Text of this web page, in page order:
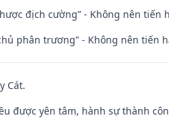
địch cường” - Không nên
phân trương” - Không nên tiến
Cát.
được yên tâm, hành sự thành